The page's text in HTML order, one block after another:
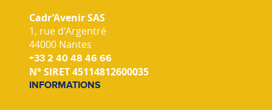
Cadr’Avenir SAS
1, rue d'Argentré
44000 Nantes
+33 2 40 48 46 66
N° SIRET 45114812600035
INFORMATIONS